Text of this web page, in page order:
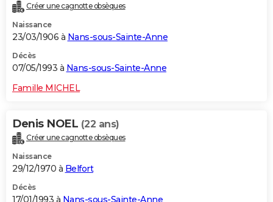
Créer une cagnotte obsèques
Naissance
23/03/1906 à Nans-sous-Sainte-Anne
Décès
07/05/1993 à Nans-sous-Sainte-Anne
Famille MICHEL
Denis NOEL (22 ans)
Créer une cagnotte obsèques
Naissance
29/12/1970 à Belfort
Décès
17/01/1993 à Nans-sous-Sainte-Anne